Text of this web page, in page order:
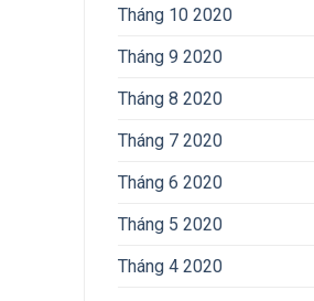
Tháng 10 2020
Tháng 9 2020
Tháng 8 2020
Tháng 7 2020
Tháng 6 2020
Tháng 5 2020
Tháng 4 2020